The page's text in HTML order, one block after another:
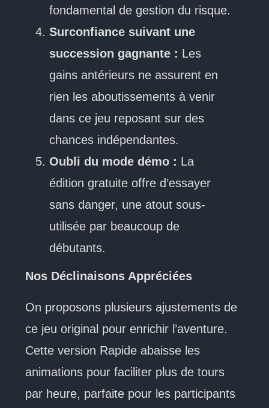
fondamental de gestion du risque.
Surconfiance suivant une
succession gagnante : Les
gains antérieurs ne assurent en
rien les aboutissements à venir
dans ce jeu reposant sur des
chances indépendantes.
Oubli du mode démo : La
édition gratuite offre d’essayer
sans danger, une atout sous-
utilisée par beaucoup de
débutants.
Nos Déclinaisons Appréciées
On proposons plusieurs ajustements de
ce jeu original pour enrichir l’aventure.
Cette version Rapide abaisse les
animations pour faciliter plus de tours
par heure, parfaite pour les participants